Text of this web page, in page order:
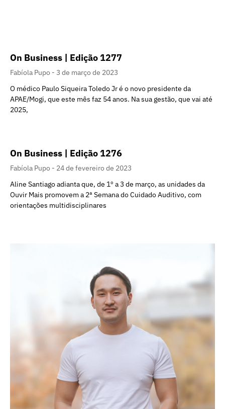
On Business | Edição 1277
Fabíola Pupo
3 de março de 2023
O médico Paulo Siqueira Toledo Jr é o novo presidente da
APAE/Mogi, que este mês faz 54 anos. Na sua gestão, que vai até
2025,
On Business | Edição 1276
Fabíola Pupo
24 de fevereiro de 2023
Aline Santiago adianta que, de 1º a 3 de março, as unidades da
Ouvir Mais promovem a 2ª Semana do Cuidado Auditivo, com
orientações multidisciplinares